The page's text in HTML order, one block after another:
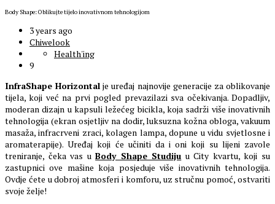
Body Shape: Oblikujte tijelo inovativnom tehnologijom
3 years ago
Chiwelook
Health'ing
9
InfraShape Horizontal je uređaj najnovije generacije za oblikovanje
tijela, koji već na prvi pogled prevazilazi sva očekivanja. Dopadljiv,
moderan dizajn u kapsuli ležećeg bicikla, koja sadrži više inovativnih
tehnologija (ekran osjetljiv na dodir, luksuzna kožna obloga, vakuum
masaža, infracrveni zraci, kolagen lampa, dopune u vidu svjetlosne i
aromaterapije). Uređaj koji će učiniti da i oni koji su lijeni zavole
treniranje, čeka vas uBody Shape Studiju u City kvartu, koji su
zastupnici ove mašine koja posjeduje više inovativnih tehnologija.
Ovdje ćete u dobroj atmosferi i komforu, uz stručnu pomoć, ostvariti
svoje želje!